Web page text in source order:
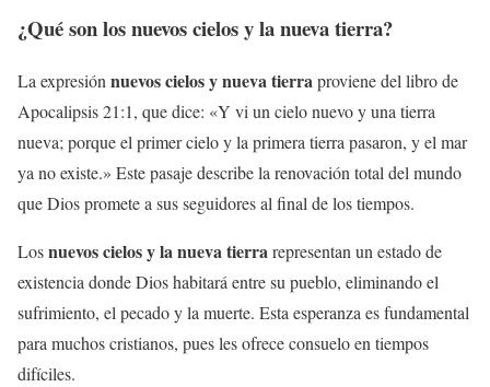
¿Qué son losnuevos cielos y la nueva tierra?
La expresiónnuevos cielos y nueva tierraproviene del libro de
Apocalipsis 21:1, que dice: «Y vi un cielo nuevo y una tierra
nueva; porque el primer cielo y la primera tierra pasaron, y el mar
ya no existe.» Este pasaje describe la renovación total del mundo
que Dios promete a sus seguidores al final de los tiempos.
Losnuevos cielos y la nueva tierrarepresentan un estado de
existencia donde Dios habitará entre su pueblo, eliminando el
sufrimiento, el pecado y la muerte. Esta esperanza es fundamental
para muchos cristianos, pues les ofrece consuelo en tiempos
difíciles.